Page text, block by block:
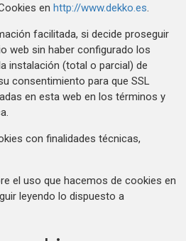
en http://www.dekko.es
facilitada, si decide proseguir
web sin haber configurado los
instalación (total o parcial) de
consentimiento para que SSL
en esta web en los términos y
con finalidades técnicas,
el uso que hacemos de cookies en
leyendo lo dispuesto a